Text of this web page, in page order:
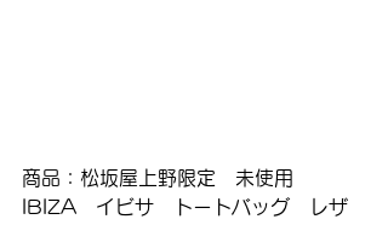
商品：松坂屋上野限定　未使用
IBIZA　イビサ　トートバッグ　レザ